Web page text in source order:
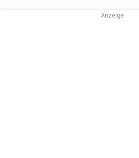
Anzeige